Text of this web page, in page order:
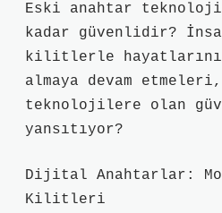
Eski anahtar
kadar güvenlidir?
kilitlerle hayatlarını
almaya devam etmeleri,
teknolojilere olan
yansıtıyor?
Dijital Anahtarlar:
Kilitleri